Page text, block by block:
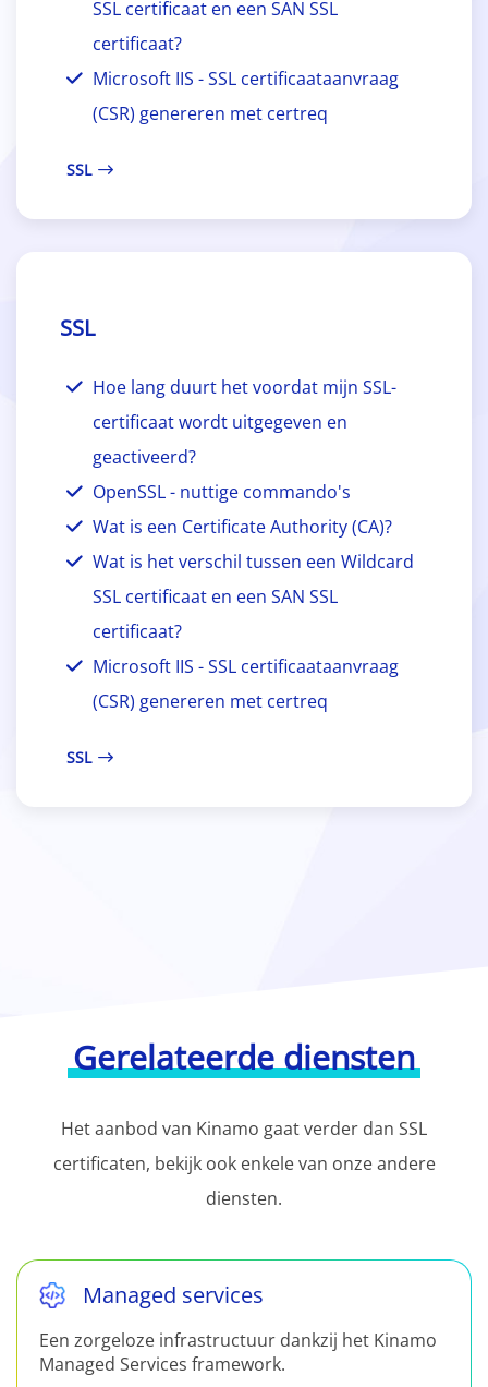
SSL certificaat en een SAN SSL
certificaat?
Microsoft IIS - SSL certificaataanvraag
(CSR) genereren met certreq
SSL
SSL
Hoe lang duurt het voordat mijn SSL-
certificaat wordt uitgegeven en
geactiveerd?
OpenSSL - nuttige commando's
Wat is een Certificate Authority (CA)?
Wat is het verschil tussen een Wildcard
SSL certificaat en een SAN SSL
certificaat?
Microsoft IIS - SSL certificaataanvraag
(CSR) genereren met certreq
SSL
Gerelateerde diensten
Het aanbod van Kinamo gaat verder dan SSL
certificaten, bekijk ook enkele van onze andere
diensten.
Managed services
Een zorgeloze infrastructuur dankzij het Kinamo
Managed Services framework.